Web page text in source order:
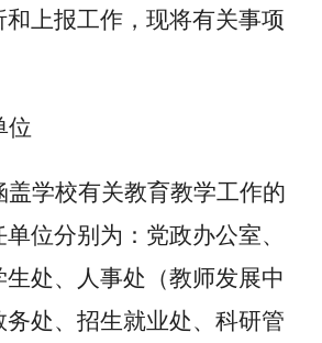
上报工作，现将有关事项
位
盖学校有关教育教学工作的
位分别为：党政办公室、
处、人事处（教师发展中
处、招生就业处、科研管